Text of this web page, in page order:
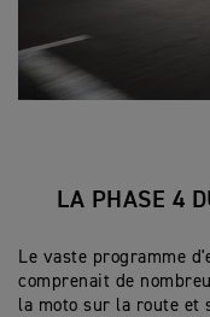
LA PHASE 4
Le vaste programme
comprenait de
la moto sur la route et